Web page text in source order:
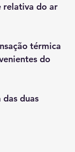
relativa do ar
térmica
do
duas